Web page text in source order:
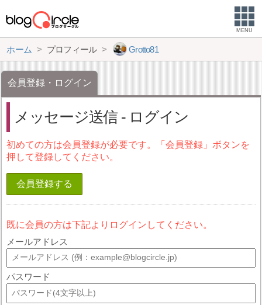
MENU
ホーム プロフィール Grotto81
会員登録・ログイン
メッセージ送信 - ログイン
初めての方は会員登録が必要です。「会員登録」ボタンを
押して登録してください。
会員登録する
既に会員の方は下記よりログインしてください。
メールアドレス
パスワード